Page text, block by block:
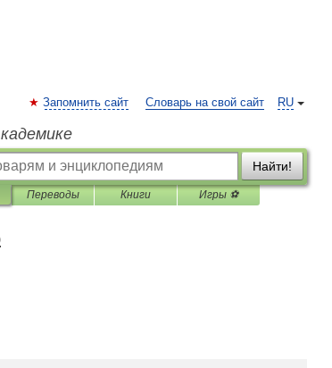
RU
Запомнить сайт Словарь на свой сайт
Найти!
Переводы Книги Игры ⚽